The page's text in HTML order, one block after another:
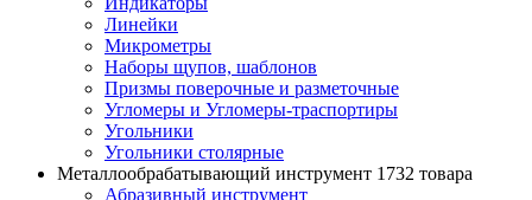
Линейки
Микрометры
Наборы щупов, шаблонов
Призмы поверочные и разметочные
Угломеры и Угломеры-траспортиры
Угольники
Угольники столярные
Металлообрабатывающий инструмент 1732 товара
Абразивный инструмент